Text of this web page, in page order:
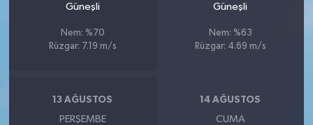
Güneşli
Nem: %70
Rüzgar: 7.19 m/s
Güneşli
Nem: %63
Rüzgar: 4.69 m/s
13 AĞUSTOS
PERŞEMBE
14 AĞUSTOS
CUMA